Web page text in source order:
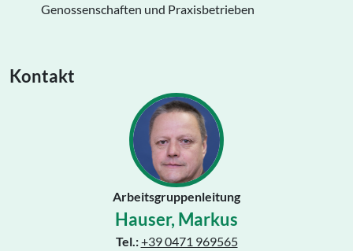
Genossenschaften und Praxisbetrieben
Kontakt
Arbeitsgruppenleitung
Hauser, Markus
Tel.:+39 0471 969565